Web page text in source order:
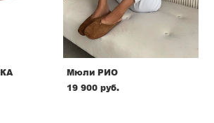
Мюли РИО
19 900 pуб.